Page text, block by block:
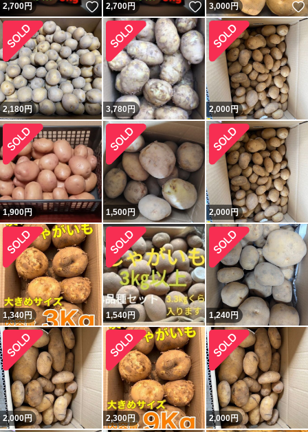
2,700円 いいね！
2,700円 いいね！
3,000円
2,180円 3,780円 2,000円
1,900円 1,500円 2,000円
1,340円 1,540円 1,240円
2,000円 2,300円 2,000円